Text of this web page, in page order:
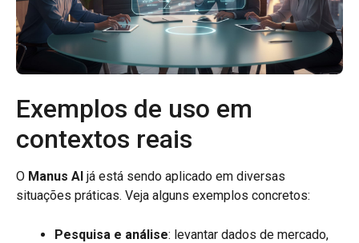
Exemplos de uso em
contextos reais
O Manus AI já está sendo aplicado em diversas
situações práticas. Veja alguns exemplos concretos:
Pesquisa e análise: levantar dados de mercado,